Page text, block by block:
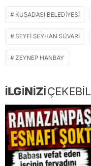
KUŞADASI BELEDIYESI
SEYFI SEYHAN SÜVARI
ZEYNEP HANBAY
İLGİNİZİ